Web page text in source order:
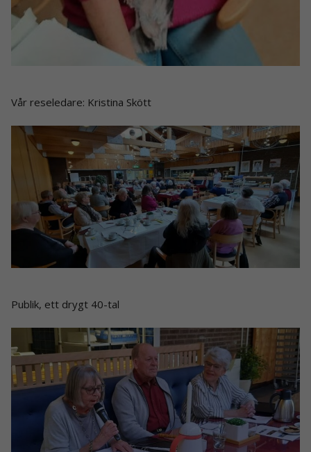
Vår reseledare: Kristina Skött
Publik, ett drygt 40-tal